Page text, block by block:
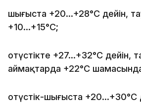
шығыста +20…+28°С дейін,
+10…+15°С;
оңтүстікте +27…+32°С дейін,
аймақтарда +22°С
оңтүстік-шығыста +20…+30°С